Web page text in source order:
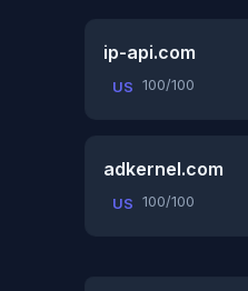
ip-api.com
US 100/100
adkernel.com
US 100/100